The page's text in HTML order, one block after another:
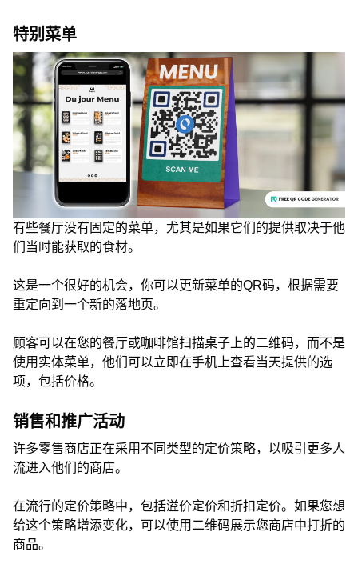
特别菜单
有些餐厅没有固定的菜单，尤其是如果它们的提供取决于他
们当时能获取的食材。
这是一个很好的机会，你可以更新菜单的QR码，根据需要
重定向到一个新的落地页。
顾客可以在您的餐厅或咖啡馆扫描桌子上的二维码，而不是
使用实体菜单，他们可以立即在手机上查看当天提供的选
项，包括价格。
销售和推广活动
许多零售商店正在采用不同类型的定价策略，以吸引更多人
流进入他们的商店。
在流行的定价策略中，包括溢价定价和折扣定价。如果您想
给这个策略增添变化，可以使用二维码展示您商店中打折的
商品。